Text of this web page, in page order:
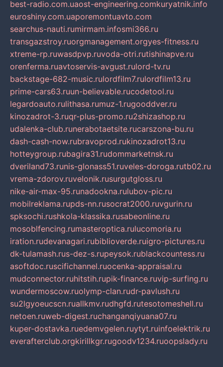
best-radio.com.uaost-engineering.comkuryatnik.info
euroshiny.com.uaporemontuavto.com
searchus-nauti.rumirmam.infosmi366.ru
transgazstroy.ruorgmanagement.orgyes-fitness.ru
xtreme-rp.ruwasdpvp.ruvoda-otri.rutishinapve.ru
orenferma.ruavtoservis-avgust.rulord-tv.ru
backstage-682-music.rulordfilm7.rulordfilm13.ru
prime-cars63.ruun-believable.rucodetool.ru
legardoauto.rulithasa.rumuz-1.rugooddver.ru
kinozadrot-3.ruqr-plus-promo.ru2shizashop.ru
udalenka-club.runerabotaetsite.rucarszona-bu.ru
dash-cash-now.rubravoprod.rukinozadrot13.ru
hotteygroup.rubagira31.rudommarketnsk.ru
dveriland73.runis-glonass51.ruveles-doroga.rutb02.ru
vrema-zdorov.ruvelonik.rusurgutgloss.ru
nike-air-max-95.runadookna.rulubov-pic.ru
mobilreklama.rupds-nn.rusocrat2000.ruvgurin.ru
spksochi.rushkola-klassika.rusabeonline.ru
mosoblfencing.rumasteroptica.rulucomoria.ru
iration.rudevanagari.rubiblioverde.ruigro-pictures.ru
dk-tulamash.rus-dez-s.rupeysok.rublackcountess.ru
asoftdoc.ruscifichannel.ruocenka-appraisal.ru
mudconnector.ruhitstih.rupik-finance.ruvip-surfing.ru
wundermoscow.ruolymp-clan.rudr-pavlush.ru
su2lgyoeucscn.ruallkmv.rudhgfd.rutesotomeshell.ru
netoen.ruweb-digest.ruchanganqiyuana07.ru
kuper-dostavka.ruedemvgelen.ruytyt.ruinfoelektrik.ru
everafterclub.orgkirillkgr.rugoodv1234.ruoopslady.ru